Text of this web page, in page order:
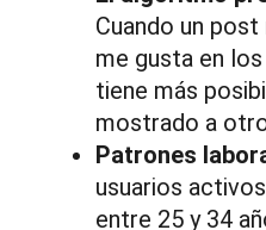
Cuando un
me gusta en
tiene más
mostrado a
Patrones
usuarios
entre 25 y 34